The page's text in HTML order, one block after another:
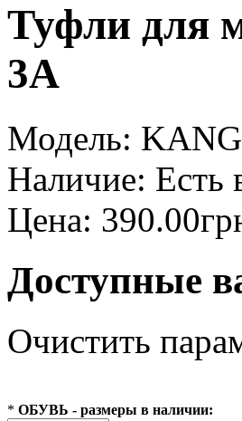
Туфли для
3A
Модель:
Наличие: Есть
Цена:
Доступные
Очистить
* ОБУВЬ - размеры в наличии: